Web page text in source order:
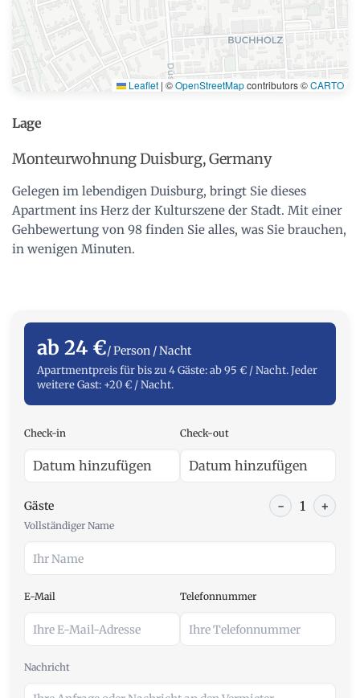
Leaflet | ©OpenStreetMapcontributors ©CARTO
Lage
Monteurwohnung Duisburg, Germany
Gelegen im lebendigen Duisburg, bringt Sie dieses
Apartment ins Herz der Kulturszene der Stadt. Mit einer
Gehbewertung von 98 finden Sie alles, was Sie brauchen,
in wenigen Minuten.
ab 24 €/ Person / Nacht
Apartmentpreis für bis zu 4 Gäste: ab 95 € / Nacht. Jeder
weitere Gast: +20 € / Nacht.
Check-in Check-out
Gäste - 1 +
Vollständiger Name
E-Mail Telefonnummer
Nachricht